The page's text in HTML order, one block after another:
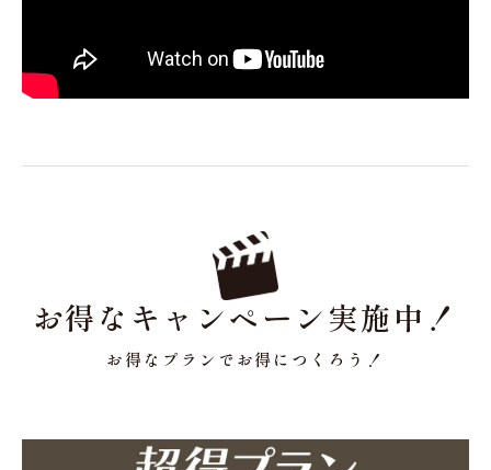
お得なキャンペーン実施中！
お得なプランでお得につくろう！